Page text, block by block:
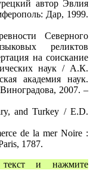
автор Эвлия
Дар, 1999.
Северного
реликтов
на соискание
наук / А.К.
академия наук.
2007. –
and Turkey / E.D.
de la mer Noire :
1787.
и нажмите